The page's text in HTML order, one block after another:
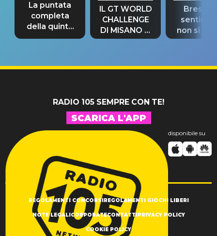
La puntata
completa
della quinta
tappa
IL GT WORLD
CHALLENGE
DI MISANO si
riconferma
Bresh:
non si
fino alla
RADIO 105 SEMPRE CON TE!
SCARICA L'APP
disponibile su
REGOLAMENTI CONCORSI REGOLAMENTI GIOCHI LIBERI
NOTE LEGALI CORPORATECONTATTI PRIVACY POLICY
COOKIE POLICY